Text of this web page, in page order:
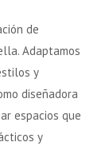
de
Adaptamos
y
diseñadora
espacios que
y